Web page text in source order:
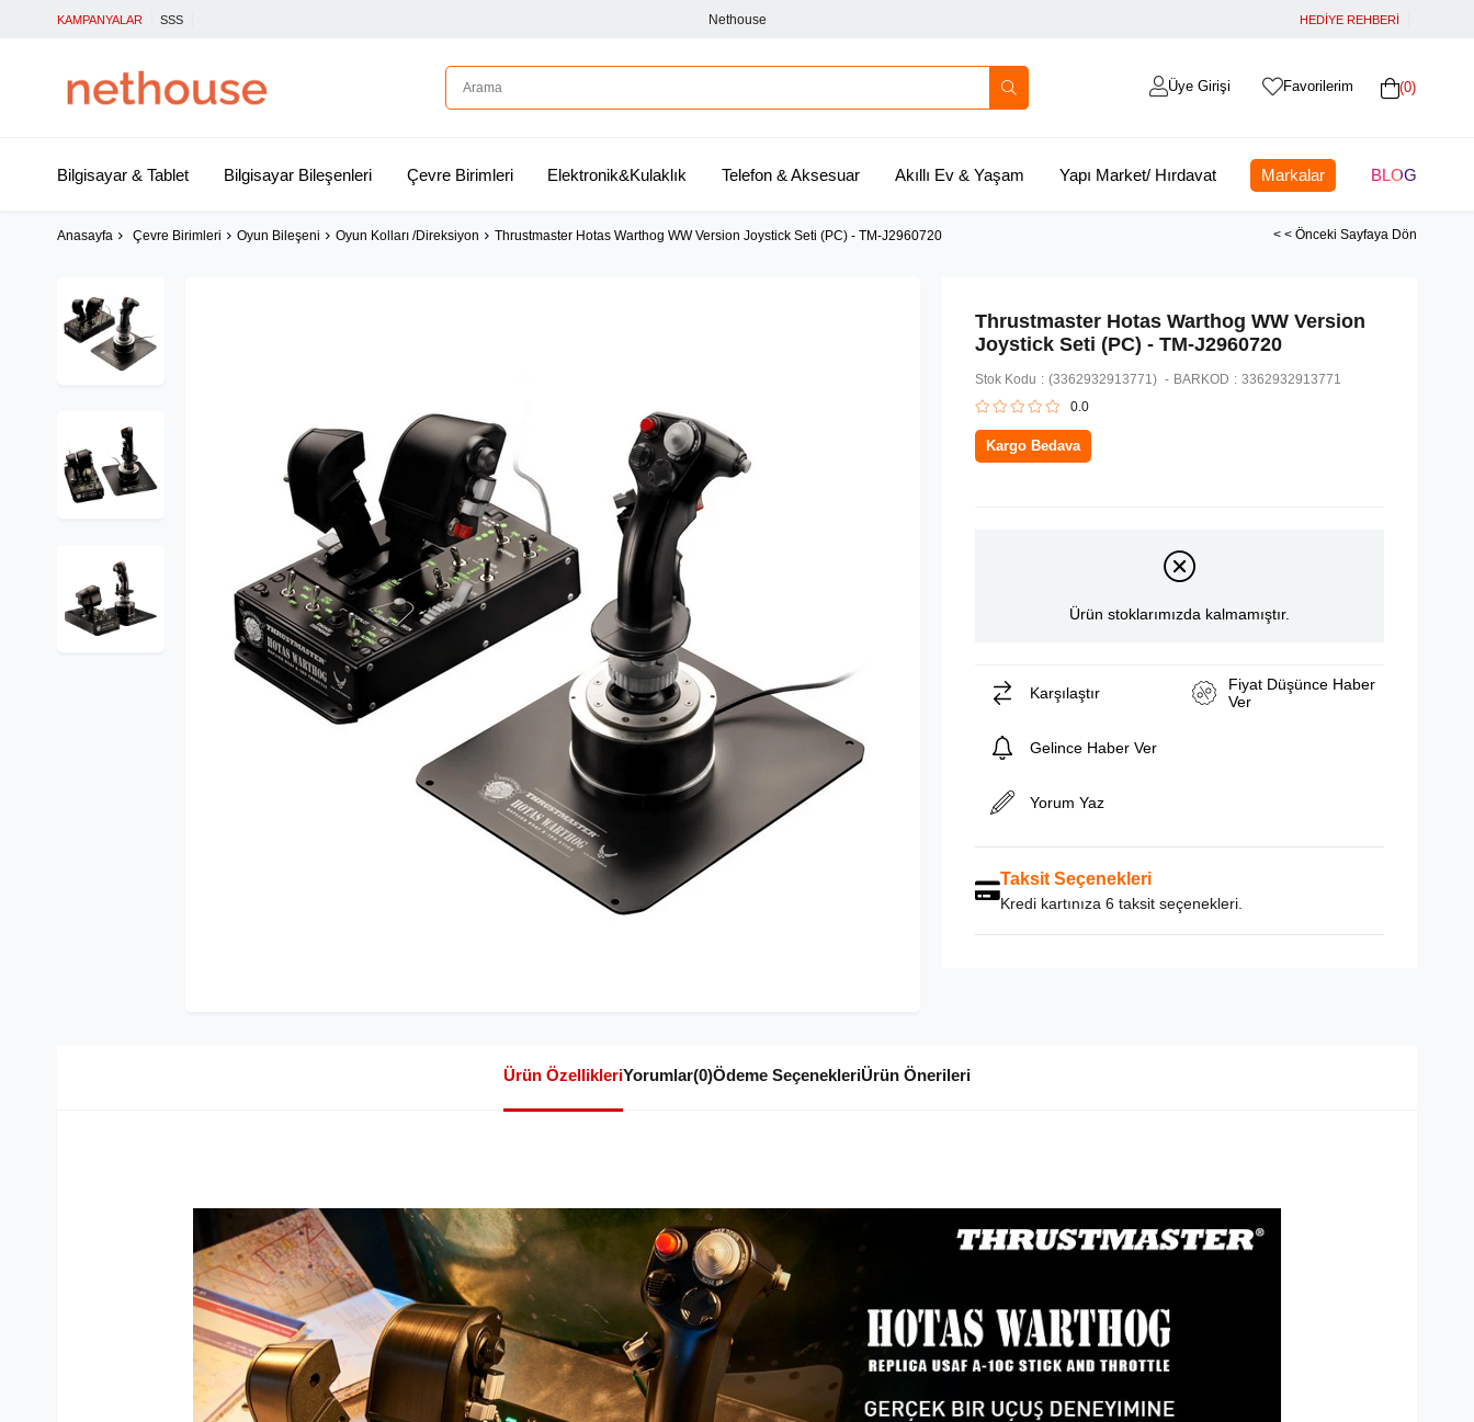
KAMPANYALAR SSS Nethouse HEDİYE REHBERİ
0
Favorilerim
Üye Girişi
Bilgisayar & Tablet Bilgisayar Bileşenleri Çevre Birimleri Elektronik&Kulaklık Telefon & Aksesuar Akıllı Ev & Yaşam Yapı Market/ Hırdavat Markalar BLOG
Anasayfa Çevre Birimleri Oyun Bileşeni Oyun Kolları /Direksiyon Thrustmaster Hotas Warthog WW Version Joystick Seti (PC) - TM-J2960720 < < Önceki Sayfaya Dön
Thrustmaster Hotas Warthog WW Version
Joystick Seti (PC) - TM-J2960720
Stok Kodu (3362932913771) BARKOD : 3362932913771
0.0
Kargo Bedava
Ürün stoklarımızda kalmamıştır.
Karşılaştır
Fiyat Düşünce Haber
Ver
Gelince Haber Ver
Yorum Yaz
Taksit Seçenekleri
Kredi kartınıza 6 taksit seçenekleri.
Ürün ÖzellikleriYorumlar(0)Ödeme SeçenekleriÜrün Önerileri